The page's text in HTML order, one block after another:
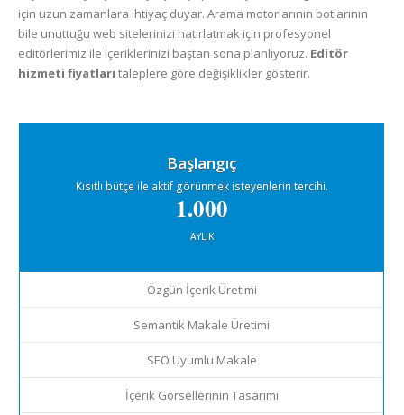
için uzun zamanlara ihtiyaç duyar. Arama motorlarının botlarının
bile unuttuğu web sitelerinizi hatırlatmak için profesyonel
editörlerimiz ile içeriklerinizi baştan sona planlıyoruz. Editör
hizmeti fiyatları taleplere göre değişiklikler gösterir.
Başlangıç
Kısıtlı bütçe ile aktif görünmek isteyenlerin tercihi.
1.000
AYLIK
Özgün İçerik Üretimi
Semantik Makale Üretimi
SEO Uyumlu Makale
İçerik Görsellerinin Tasarımı